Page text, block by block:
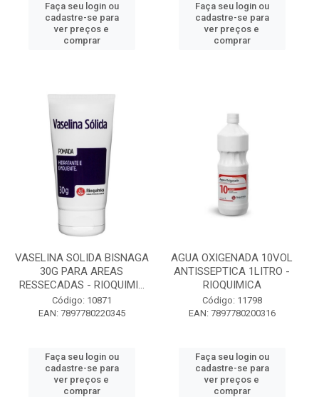
Faça seu login ou
cadastre-se para
ver preços e
comprar
Faça seu login ou
cadastre-se para
ver preços e
comprar
VASELINA SOLIDA BISNAGA
30G PARA AREAS
RESSECADAS - RIOQUIMI...
Código: 10871
EAN: 7897780220345
Faça seu login ou
cadastre-se para
ver preços e
comprar
AGUA OXIGENADA 10VOL
ANTISSEPTICA 1LITRO -
RIOQUIMICA
Código: 11798
EAN: 7897780200316
Faça seu login ou
cadastre-se para
ver preços e
comprar